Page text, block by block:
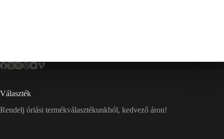
Választék
Rendelj óriási termékválasztékunkból, kedvező áron!